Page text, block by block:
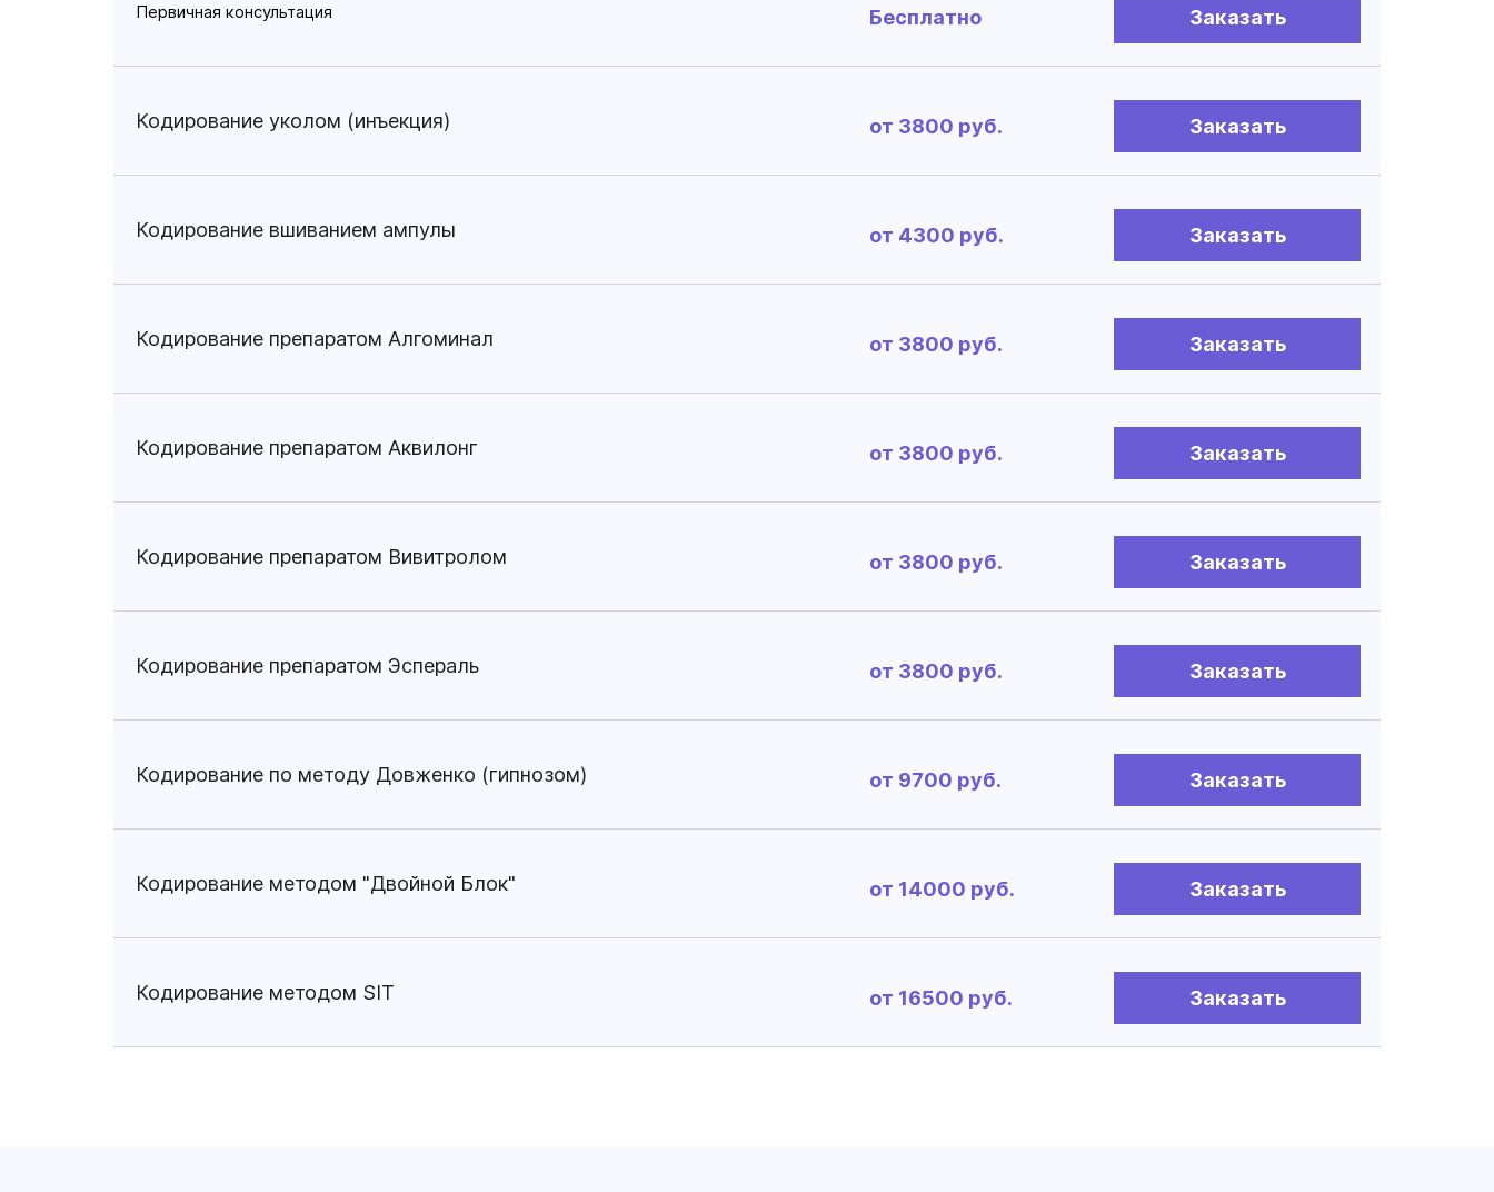
Первичная консультация Бесплатно Заказать
Кодирование уколом (инъекция) от 3800 руб. Заказать
Кодирование вшиванием ампулы от 4300 руб. Заказать
Кодирование препаратом Алгоминал от 3800 руб. Заказать
Кодирование препаратом Аквилонг от 3800 руб. Заказать
Кодирование препаратом Вивитролом от 3800 руб. Заказать
Кодирование препаратом Эспераль от 3800 руб. Заказать
Кодирование по методу Довженко (гипнозом) от 9700 руб. Заказать
Кодирование методом "Двойной Блок" от 14000 руб. Заказать
Кодирование методом SIT от 16500 руб. Заказать